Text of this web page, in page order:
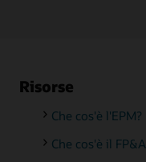
Risorse
Che cos'è l'EPM?
Che cos'è il